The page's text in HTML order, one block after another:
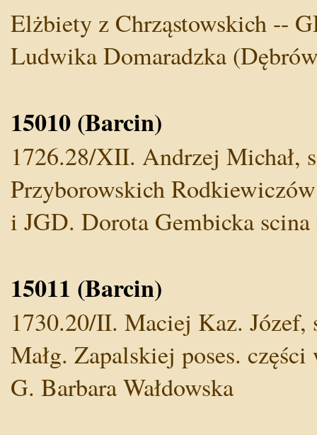
Elżbiety z Chrząstowskich --
Ludwika Domaradzka
15010 (Barcin)
1726.28/XII. Andrzej Michał,
Przyborowskich
i JGD. Dorota Gembicka
15011 (Barcin)
1730.20/II. Maciej Kaz. Józef,
Małg. Zapalskiej poses.
G. Barbara Wałdowska